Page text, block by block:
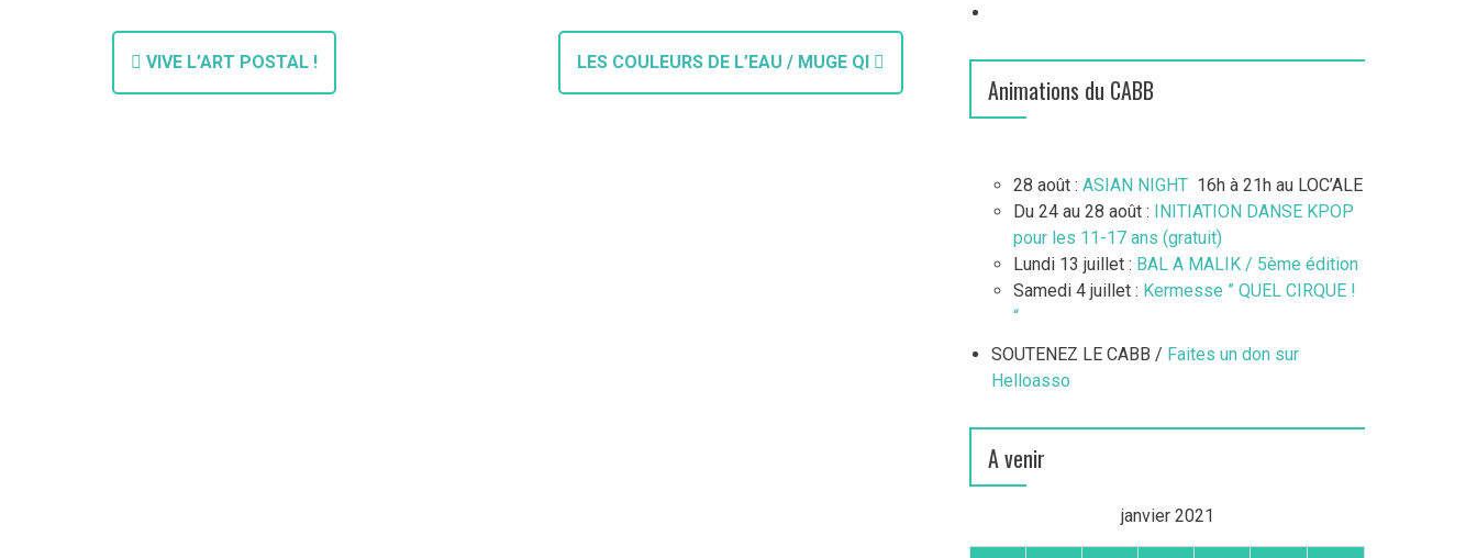
VIVE L’ART POSTAL ! LES COULEURS DE L’EAU / MUGE QI
Animations du CABB
28 août : ASIAN NIGHT 16h à 21h au LOC’ALE
Du 24 au 28 août : INITIATION DANSE KPOP
pour les 11-17 ans (gratuit)
Lundi 13 juillet : BAL A MALIK / 5ème édition
Samedi 4 juillet : Kermesse ” QUEL CIRQUE !
“
SOUTENEZ LE CABB / Faites un don sur
Helloasso
A venir
janvier 2021